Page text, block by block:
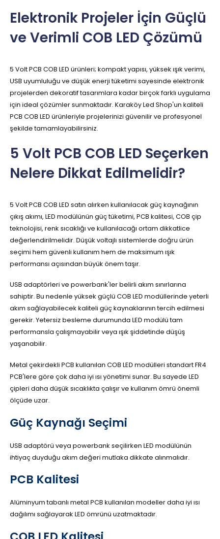
Elektronik Projeler İçin Güçlü
ve Verimli COB LED Çözümü
5 Volt PCB COB LED ürünleri; kompakt yapısı, yüksek ışık verimi,
USB uyumluluğu ve düşük enerji tüketimi sayesinde elektronik
projelerden dekoratif tasarımlara kadar birçok farklı uygulama
için ideal çözümler sunmaktadır. Karaköy Led Shop'un kaliteli
PCB COB LED ürünleriyle projelerinizi güvenilir ve profesyonel
şekilde tamamlayabilirsiniz.
5 Volt PCB COB LED Seçerken
Nelere Dikkat Edilmelidir?
5 Volt PCB COB LED satın alırken kullanılacak güç kaynağının
çıkış akımı, LED modülünün güç tüketimi, PCB kalitesi, COB çip
teknolojisi, renk sıcaklığı ve kullanılacağı ortam dikkatlice
değerlendirilmelidir. Düşük voltajlı sistemlerde doğru ürün
seçimi hem güvenli kullanım hem de maksimum ışık
performansı açısından büyük önem taşır.
USB adaptörleri ve powerbank'ler belirli akım sınırlarına
sahiptir. Bu nedenle yüksek güçlü COB LED modüllerinde yeterli
akım sağlayabilecek kaliteli güç kaynaklarının tercih edilmesi
gerekir. Yetersiz besleme durumunda LED modülü tam
performansla çalışmayabilir veya ışık şiddetinde düşüş
yaşanabilir.
Metal çekirdekli PCB kullanılan COB LED modülleri standart FR4
PCB'lere göre çok daha iyi ısı yönetimi sunar. Bu sayede LED
çipleri daha düşük sıcaklıkta çalışır ve kullanım ömrü önemli
ölçüde uzar.
Güç Kaynağı Seçimi
USB adaptörü veya powerbank seçilirken LED modülünün
ihtiyaç duyduğu akım değeri mutlaka dikkate alınmalıdır.
PCB Kalitesi
Alüminyum tabanlı metal PCB kullanılan modeller daha iyi ısı
dağılımı sağlayarak LED ömrünü uzatmaktadır.